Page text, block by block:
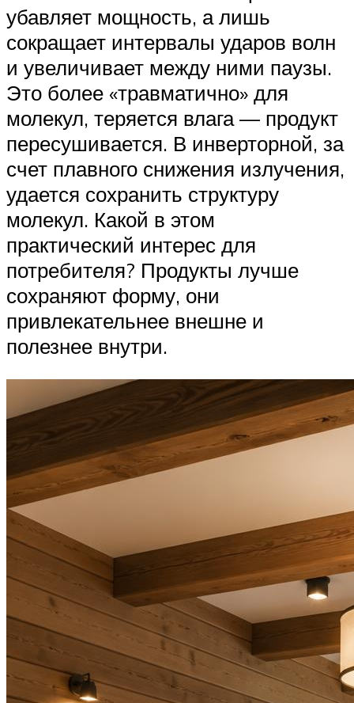
убавляет мощность, а лишь
сокращает интервалы ударов волн
и увеличивает между ними паузы.
Это более «травматично» для
молекул, теряется влага — продукт
пересушивается. В инверторной, за
счет плавного снижения излучения,
удается сохранить структуру
молекул. Какой в этом
практический интерес для
потребителя? Продукты лучше
сохраняют форму, они
привлекательнее внешне и
полезнее внутри.